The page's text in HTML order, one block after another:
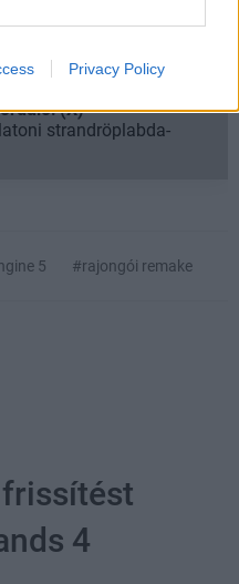
Privacy Policy
(X)
strandröplabda-
5 #rajongói remake
4